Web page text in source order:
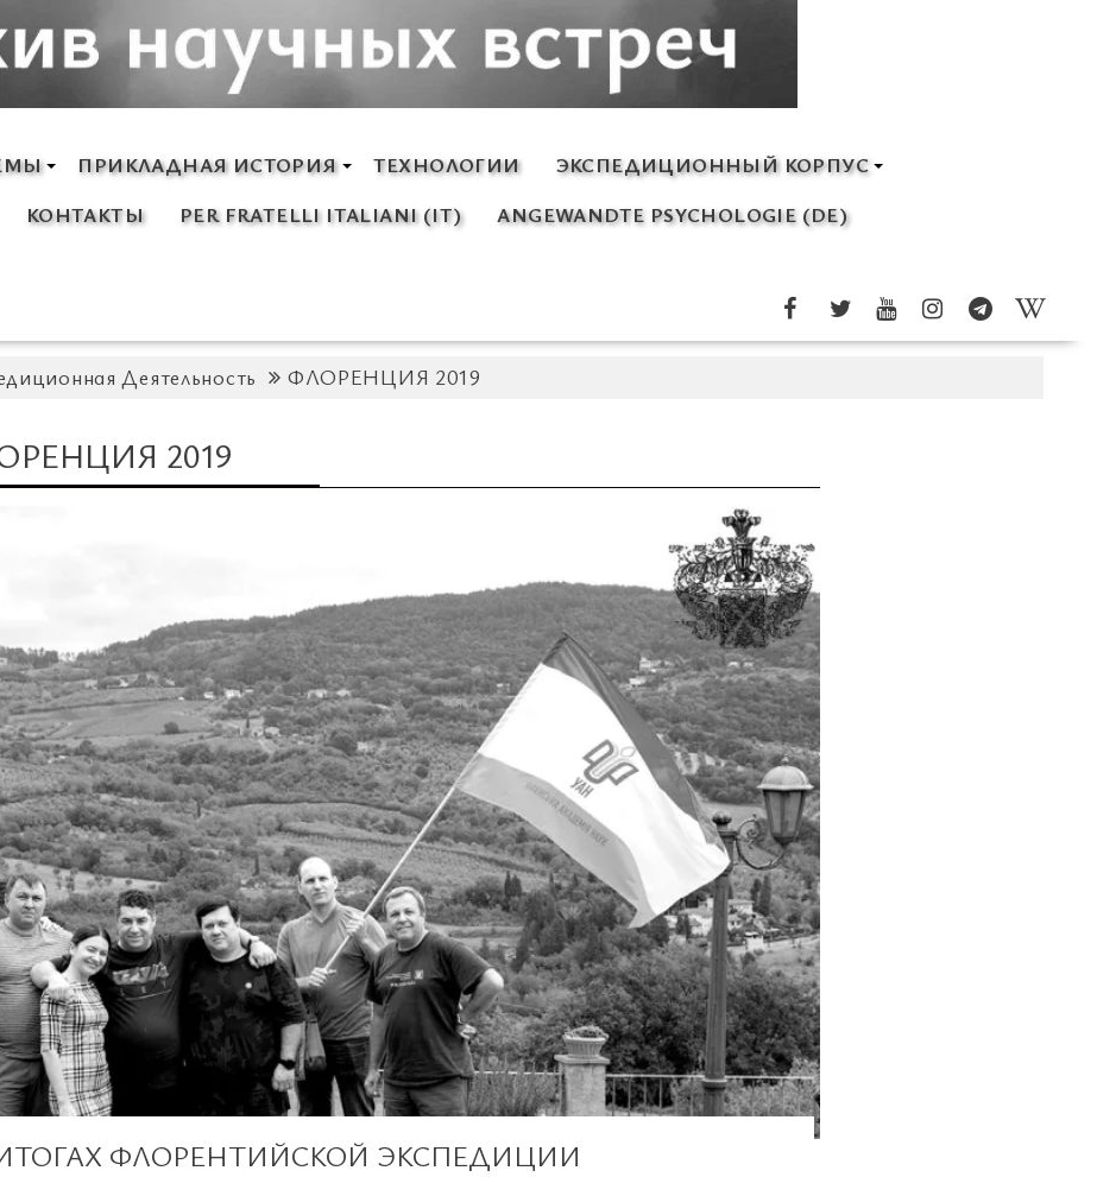
ПРИКЛАДНАЯ ИСТОРИЯ ТЕХНОЛОГИИ
ЭКСПЕДИЦИОННЫЙ КОРПУС
КОНТАКТЫ PER FRATELLI ITALIANI (IT)
ANGEWANDTE PSYCHOLOGIE (DE)
Деятельность ФЛОРЕНЦИЯ 2019
2019
ФЛОРЕНТИЙСКОЙ ЭКСПЕДИЦИИ